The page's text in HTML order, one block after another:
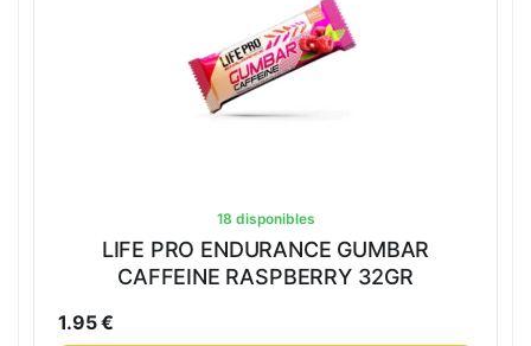
18 disponibles
LIFE PRO ENDURANCE GUMBAR
CAFFEINE RASPBERRY 32GR
1.95€